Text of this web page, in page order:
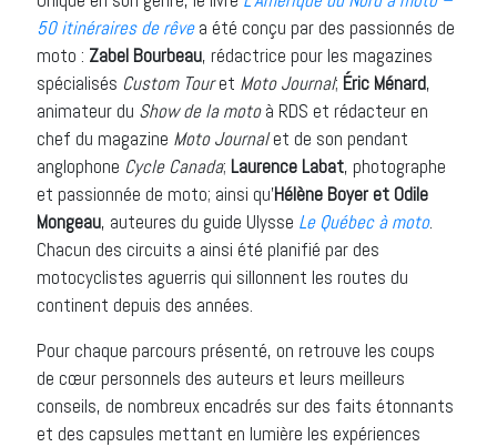
50 itinéraires de rêvea été conçu par des passionnés de
moto : Zabel Bourbeau, rédactrice pour les magazines
spécialisés Custom Touret Moto Journal; Éric Ménard,
animateur du Show de la motoà RDS et rédacteur en
chef du magazine Moto Journalet de son pendant
anglophone Cycle Canada; Laurence Labat, photographe
et passionnée de moto; ainsi qu’Hélène Boyer et Odile
Mongeau, auteures du guide Ulysse Le Québec à moto.
Chacun des circuits a ainsi été planifié par des
motocyclistes aguerris qui sillonnent les routes du
continent depuis des années.
Pour chaque parcours présenté, on retrouve les coups
de cœur personnels des auteurs et leurs meilleurs
conseils, de nombreux encadrés sur des faits étonnants
et des capsules mettant en lumière les expériences